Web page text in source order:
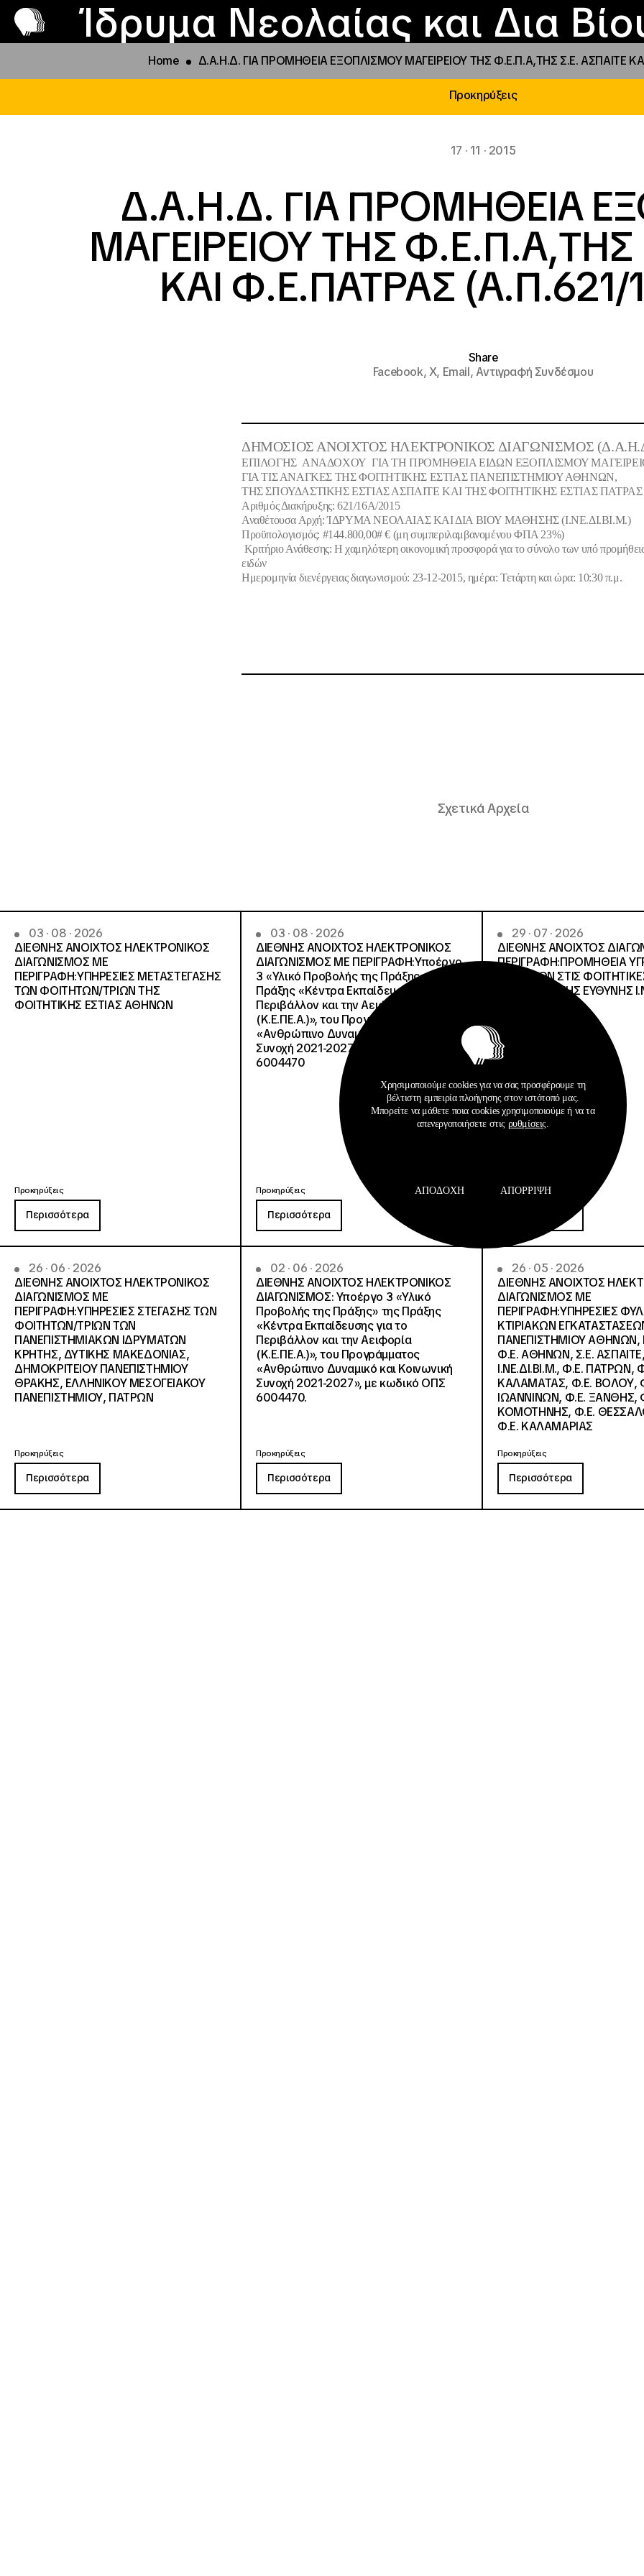
Ίδρυμα Νεολαίας και Δια
Το ΙΝΕΔΙΒΙΜ
Προγράμματα και
Φοιτητικές Εστίες
Παραχώρηση
Νέα
Επικοινωνία
Home Δ.Α.Η.Δ. ΓΙΑ ΠΡΟΜΗΘΕΙΑ ΕΞΟΠΛΙΣΜΟΥ ΜΑΓΕΙΡΕΙΟΥ ΤΗΣ Φ.Ε.Π.Α,ΤΗΣ Σ.Ε. ΑΣΠΑΙΤΕ
Προκηρύξεις
17 · 11 · 2015
Δ.Α.Η.Δ. ΓΙΑ ΠΡΟΜΗΘΕΙΑ
ΜΑΓΕΙΡΕΙΟΥ ΤΗΣ Φ.Ε.Π.Α,ΤΗΣ
ΚΑΙ Φ.Ε.ΠΑΤΡΑΣ (Α.Π.621/
Share
Facebook,X, Email,Αντιγραφή Συνδέσμου
ΔΗΜΟΣΙΟΣ ΑΝΟΙΧΤΟΣ ΗΛΕΚΤΡΟΝΙΚΟΣ ΔΙΑΓΩΝΙΣΜΟΣ
ΕΠΙΛΟΓΗΣ ΑΝΑΔΟΧΟΥΓΙΑ ΤΗ ΠΡΟΜΗΘΕΙΑΕΙΔΩΝ ΕΞΟΠΛΙΣΜΟΥ
ΓΙΑ ΤΙΣ ΑΝΑΓΚΕΣ ΤΗΣ ΦΟΙΤΗΤΙΚΗΣ ΕΣΤΙΑΣ ΠΑΝΕΠΙΣΤΗΜΙΟΥ ΑΘΗΝΩΝ,
ΤΗΣ ΣΠΟΥΔΑΣΤΙΚΗΣ ΕΣΤΙΑΣ ΑΣΠΑΙΤΕ ΚΑΙ ΤΗΣ ΦΟΙΤΗΤΙΚΗΣ ΕΣΤΙΑΣ ΠΑΤΡΑΣ
Αριθμός Διακήρυξης: 621/16Α/2015
Αναθέτουσα Αρχή:ΊΔΡΥΜΑ ΝΕΟΛΑΙΑΣ ΚΑΙ ΔΙΑ ΒΙΟΥ ΜΑΘΗΣΗΣ (Ι.ΝΕ.ΔΙ.ΒΙ.Μ.)
Προϋπολογισμός: #144.800,00# € (μη συμπεριλαμβανομένου ΦΠΑ 23%)
Κριτήριο Ανάθεσης: Η χαμηλότερη οικονομική προσφορά για το σύνολο των υπό
ειδών
Ημερομηνία διενέργειας διαγωνισμού: 23-12-2015, ημέρα: Τετάρτη και ώρα: 10:30 π.μ.
Σχετικά Αρχεία
03 · 08 · 2026
ΔΙΕΘΝΗΣ ΑΝΟΙΧΤΟΣ ΗΛΕΚΤΡΟΝΙΚΟΣ
ΔΙΑΓΩΝΙΣΜΟΣ ΜΕ
ΠΕΡΙΓΡΑΦΗ:ΥΠΗΡΕΣΙΕΣ METAΣΤΕΓΑΣΗΣ
ΤΩΝ ΦΟΙΤΗΤΩΝ/ΤΡΙΩΝ ΤΗΣ
ΦΟΙΤΗΤΙΚΗΣ ΕΣΤΙΑΣ ΑΘΗΝΩΝ
Προκηρύξεις
Περισσότερα
03 · 08 · 2026
ΔΙΕΘΝΗΣ ΑΝΟΙΧΤΟΣ ΗΛΕΚΤΡΟΝΙΚΟΣ
ΔΙΑΓΩΝΙΣΜΟΣ ΜΕ ΠΕΡΙΓΡΑΦΗ:Υποέργο
3 «Υλικό Προβολής της Πράξης» της
Πράξης «Κέντρα Εκπαίδευσης για το
Περιβάλλον και την Αειφορία
(Κ.Ε.ΠΕ.Α.)», του Προγράμματος
«Ανθρώπινο Δυναμικό και Κοινωνική
Συνοχή 2021-2027», με κωδικό ΟΠΣ
6004470
Προκηρύξεις
Περισσότερα
29 · 07 · 2026
ΔΙΕΘΝΗΣ ΑΝΟΙΧΤΟΣ
ΠΕΡΙΓΡΑΦΗ:ΠΡΟΜΗΘΕΙΑ
ΚΑΥΣΙΜΩΝ ΣΤΙΣ
ΔΙΑΧΕΙΡΙΣΤΙΚΗΣ ΕΥΘΥΝΗΣ
Προκηρύξεις
Περισσότερα
26 · 06 · 2026
ΔΙΕΘΝΗΣ ΑΝΟΙΧΤΟΣ ΗΛΕΚΤΡΟΝΙΚΟΣ
ΔΙΑΓΩΝΙΣΜΟΣ ΜΕ
ΠΕΡΙΓΡΑΦΗ:ΥΠΗΡΕΣΙΕΣ ΣΤΕΓΑΣΗΣ ΤΩΝ
ΦΟΙΤΗΤΩΝ/ΤΡΙΩΝ ΤΩΝ
ΠΑΝΕΠΙΣΤΗΜΙΑΚΩΝ ΙΔΡΥΜΑΤΩΝ
KΡΗΤΗΣ, ΔΥΤΙΚΗΣ ΜΑΚΕΔΟΝΙΑΣ,
ΔΗΜΟΚΡΙΤΕΙΟΥ ΠΑΝΕΠΙΣΤΗΜΙΟΥ
ΘΡΑΚΗΣ, ΕΛΛΗΝΙΚΟΥ ΜΕΣΟΓΕΙΑΚΟΥ
ΠΑΝΕΠΙΣΤΗΜΙΟΥ, ΠΑΤΡΩΝ
Προκηρύξεις
Περισσότερα
02 · 06 · 2026
ΔΙΕΘΝΗΣ ΑΝΟΙΧΤΟΣ ΗΛΕΚΤΡΟΝΙΚΟΣ
ΔΙΑΓΩΝΙΣΜΟΣ: Υποέργο 3 «Υλικό
Προβολής της Πράξης» της Πράξης
«Κέντρα Εκπαίδευσης για το
Περιβάλλον και την Αειφορία
(Κ.Ε.ΠΕ.Α.)», του Προγράμματος
«Ανθρώπινο Δυναμικό και Κοινωνική
Συνοχή 2021-2027», με κωδικό ΟΠΣ
6004470.
Προκηρύξεις
Περισσότερα
26 · 05 · 2026
ΔΙΕΘΝΗΣ ΑΝΟΙΧΤΟΣ
ΔΙΑΓΩΝΙΣΜΟΣ ΜΕ
ΠΕΡΙΓΡΑΦΗ:ΥΠΗΡΕΣΙΕΣ
ΚΤΙΡΙΑΚΩΝ
ΠΑΝΕΠΙΣΤΗΜΙΟΥ ΑΘΗΝΩΝ,
Φ.Ε. ΑΘΗΝΩΝ, Σ.Ε.
Ι.ΝΕ.ΔΙ.ΒΙ.Μ., Φ.Ε. ΠΑΤΡΩΝ,
ΚΑΛΑΜΑΤΑΣ, Φ.Ε. ΒΟΛΟΥ,
ΙΩΑΝΝΙΝΩΝ, Φ.Ε. ΞΑΝΘΗΣ,
ΚΟΜΟΤΗΝΗΣ, Φ.Ε.
Φ.Ε. ΚΑΛΑΜΑΡΙΑΣ
Προκηρύξεις
Περισσότερα
Χρησιμοποιούμε cookies για να σας προσφέρουμε τη
βέλτιστη εμπειρία πλοήγησης στον ιστότοπό μας.
Μπορείτε να μάθετε ποια cookies χρησιμοποιούμε ή να τα
απενεργοποιήσετε στις ρυθμίσεις.
ΑΠΟΔΟΧΉ ΑΠΌΡΡΙΨΗ